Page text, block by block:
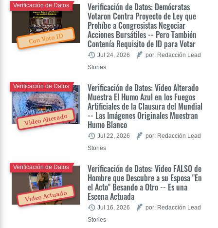
Con Voto ID
Verificación de Datos: Demócratas
Votaron Contra Proyecto de Ley que
Prohíbe a Congresistas Negociar
Acciones Bursátiles -- Pero También
Contenía Requisito de ID para Votar
Verificación de Datos
Jul 24, 2026
por: Redacción Lead
Stories
Video Alterado
Verificación de Datos: Video Alterado
Muestra El Humo Azul en los Fuegos
Artificiales de la Clausura del Mundial
-- Las Imágenes Originales Muestran
Humo Blanco
Verificación de Datos
Jul 22, 2026
por: Redacción Lead
Stories
Video Actuado
Verificación de Datos: Video FALSO de
Hombre que Descubre a su Esposa "En
el Acto" Besando a Otro -- Es una
Escena Actuada
Verificación de Datos
Jul 16, 2026
por: Redacción Lead
Stories